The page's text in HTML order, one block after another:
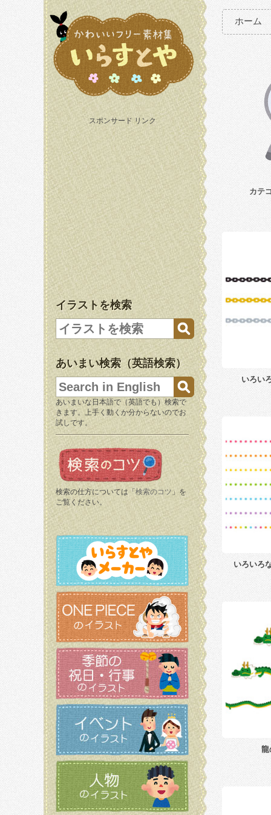
スポンサード リンク
イラストを検索
あいまい検索（英語検索）
あいまいな日本語で（英語でも）検索で
きます。上手く動くか分からないのでお
試しです。
検索の仕方については「 検索のコツ 」を
ご覧ください。
ホーム
カテ
いろい
いろいろ
龍